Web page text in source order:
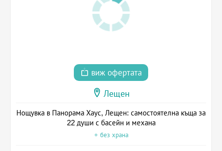
виж офертата
Лещен
Нощувка в Панорама Хаус, Лещен: самостоятелна къща за
22 души с басейн и механа
+ без храна